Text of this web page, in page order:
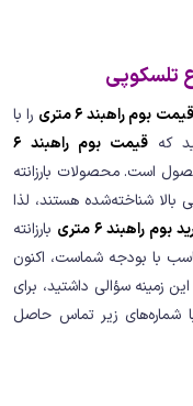
قیمت بوم راهبند 6 متری
را با
که
قیمت بوم راهبند 6
است. محصولات بارزانته
بالا شناخته‌شده هستند، لذا
بوم راهبند 6 متری
بارزانته
با بودجه شماست، اکنون
زمینه سؤالی داشتید، برای
شماره‌های زیر تماس حاصل